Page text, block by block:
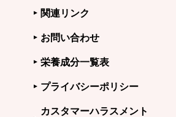
関連リンク
お問い合わせ
栄養成分一覧表
プライバシーポリシー
カスタマーハラスメント